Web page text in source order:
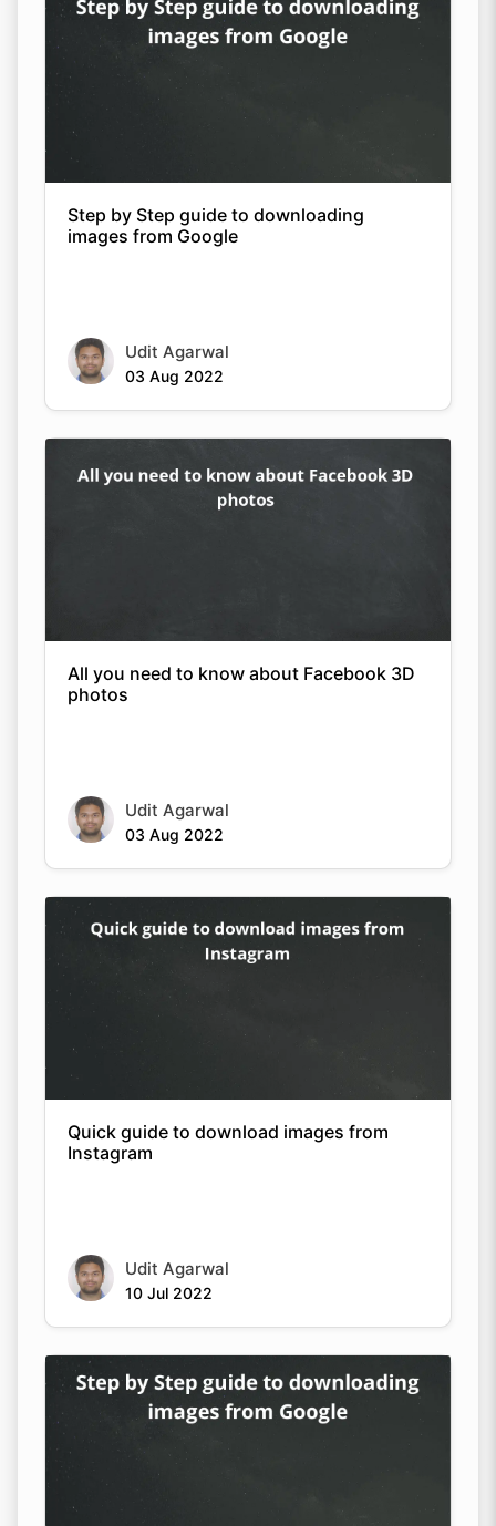
Step by Step guide to downloading
images from Google
Udit Agarwal
03 Aug 2022
All you need to know about Facebook 3D
photos
Udit Agarwal
03 Aug 2022
Quick guide to download images from
Instagram
Udit Agarwal
10 Jul 2022